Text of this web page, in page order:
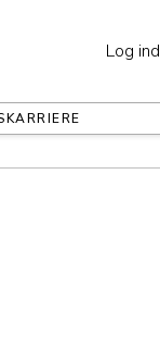
Log ind
KARRIERE